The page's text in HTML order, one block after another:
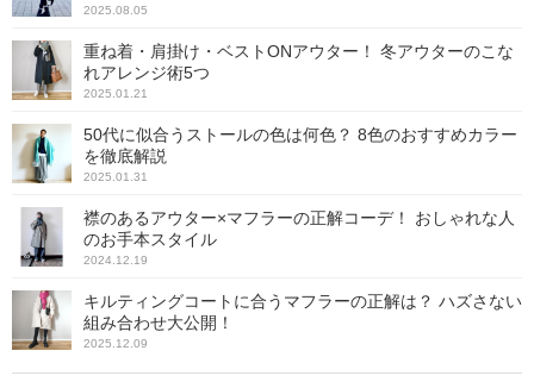
2025.08.05
重ね着・肩掛け・ベストONアウター！ 冬アウターのこな
れアレンジ術5つ
2025.01.21
50代に似合うストールの色は何色？ 8色のおすすめカラー
を徹底解説
2025.01.31
襟のあるアウター×マフラーの正解コーデ！ おしゃれな人
のお手本スタイル
2024.12.19
キルティングコートに合うマフラーの正解は？ ハズさない
組み合わせ大公開！
2025.12.09